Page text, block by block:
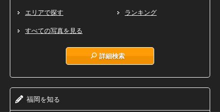
エリアで探す ランキング
すべての写真を見る
詳細検索
福岡を知る